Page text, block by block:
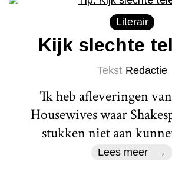
Literair
Kijk slechte
Tekst Redactie
'Ik heb afleveringen
Housewives waar
stukken niet aan
Lees meer